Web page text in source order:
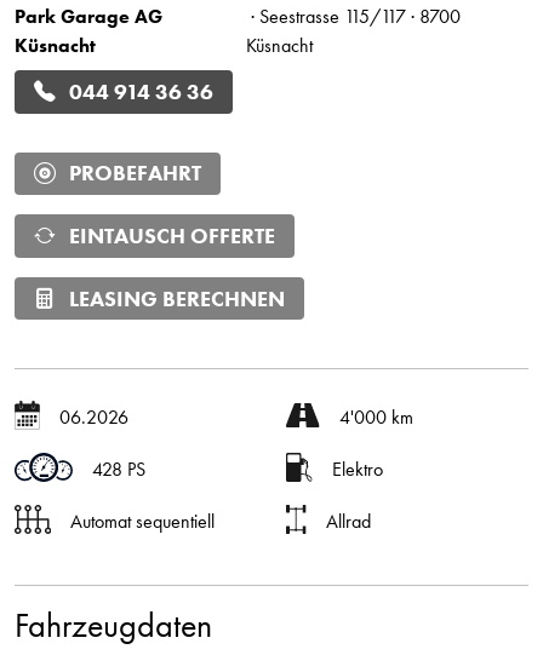
Park Garage AG
Küsnacht
· Seestrasse 115/117 · 8700
Küsnacht
044 914 36 36
PROBEFAHRT
EINTAUSCH OFFERTE
LEASING BERECHNEN
06.2026 4'000 km
428 PS Elektro
Automat sequentiell Allrad
Fahrzeugdaten